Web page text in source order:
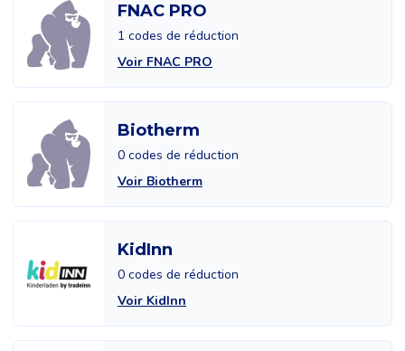
FNAC PRO
1 codes de réduction
Voir FNAC PRO
Biotherm
0 codes de réduction
Voir Biotherm
KidInn
0 codes de réduction
Voir KidInn